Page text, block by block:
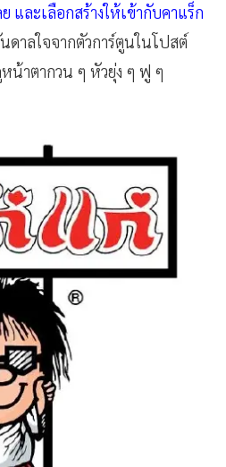
และเลือกสร้างให้เข้ากับคาแร็ก
ดาลใจจากตัวการ์ตูนในโปสต์
น้าตากวน ๆ หัวยุ่ง ๆ ฟู ๆ​